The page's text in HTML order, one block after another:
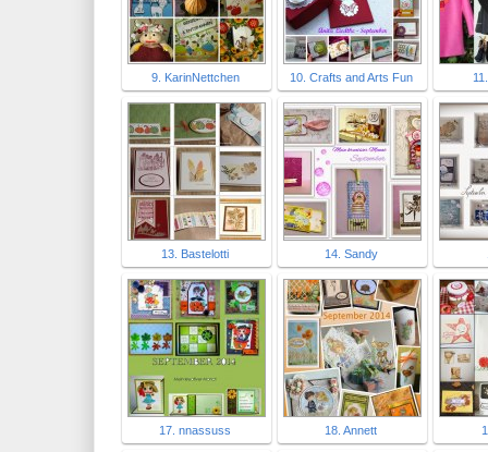
9. KarinNettchen 10. Crafts and Arts Fun
13. Bastelotti 14. Sandy
17. nnassuss 18. Annett